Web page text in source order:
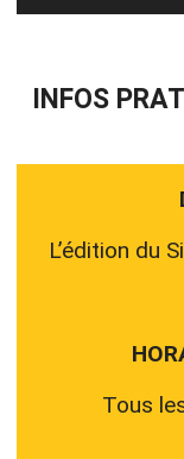
INFOS
L’édition du
Tous